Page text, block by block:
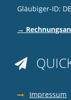
Gläubiger-ID:
→

Impressum